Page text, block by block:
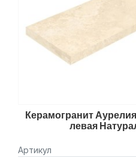
Керамогранит
левая
Артикул